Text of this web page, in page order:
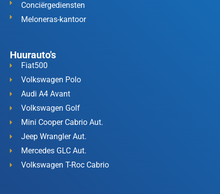
Conciërgediensten
Meloneras-kantoor
Huurauto's
Fiat500
Volkswagen Polo
Audi A4 Avant
Volkswagen Golf
Mini Cooper Cabrio Aut.
Jeep Wrangler Aut.
Mercedes GLC Aut.
Volkswagen T-Roc Cabrio